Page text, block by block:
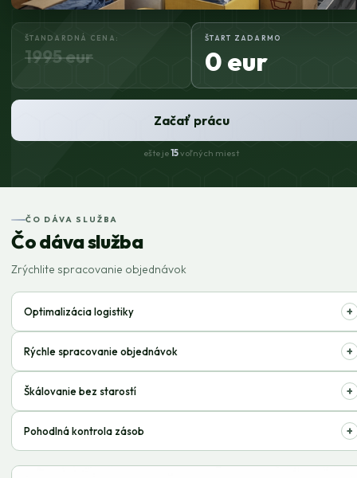
ŠTANDARDNÁ CENA:
1995 eur
ŠTART ZADARMO
0 eur
Začať prácu
ešte je15voľných miest
ČO DÁVA SLUŽBA
Čo dáva služba
Zrýchlite spracovanie objednávok
Optimalizácia logistiky +
rentabilitu.
Rýchle spracovanie objednávok +
zákazníkov.
Škálovanie bez starostí +
Pohodlná kontrola zásob
+